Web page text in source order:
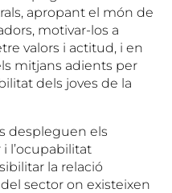
apropant el món de
motivar-los a
valors i actitud, i en
mitjans adients per
dels joves de la
despleguen els
l’ocupabilitat
la relació
sector on existeixen